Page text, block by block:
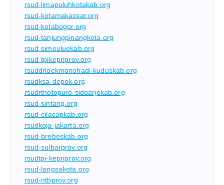
rsud-limapuluhkotakab.org
rsud-kotamakassar.org
rsud-kotabogor.org
rsud-tanjungpinangkota.org
rsud-simeuluekab.org
rsud-tpikepriprov.org
rsuddrloekmonohadi-kuduskab.org
rsudksa-depok.org
rsudrtnotopuro-sidoarjokab.org
rsud-sintang.org
rsud-cilacapkab.org
rsudkoja-jakarta.org
rsud-brebeskab.org
rsud-sulbarprov.org
rsudtpi-kepriprov.org
rsud-langsakota.org
rsud-ntbprov.org